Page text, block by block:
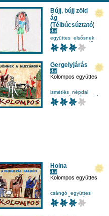
Bújj, bújj zöld
ág
(Télbúcsúztató)
dal
Kolompos együttes
együttes elsősnek
hangszer hegedű
Gergelyjárás
dal
Kolompos együttes
ismétlés népdal
népköltés
népszokás
Hoina
dal
Kolompos együttes
csángó együttes
felelgető körtánc